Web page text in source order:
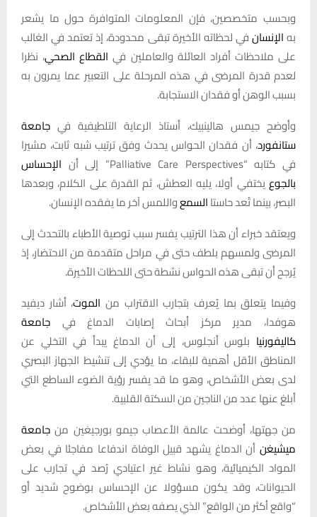
وبحسب متخصصين، فإن المعلومات المتوافرة حول ما يشعر
بهالإنسانفي لحظاته الأخيرة تبقى محدودة، إذ تعتمد في الغالب
على ملاحظات أفراد العائلة والعاملين في القطاع الصحي، نظرا
لعدم قدرة المرضى في هذه المرحلة على التعبير عما يمرون به
بسبب الوهن أو فقدان الاستجابة.
وأوضح جيمس هالينبيك، أستاذ الرعاية التلطيفية في جامعة
ستانفورد، أن فقدان الحواس يحدث وفق ترتيب شبه ثابت، مشيرا
في كتابه “Palliative Care Perspectives” إلى أن
الإحساس
بالجوعيختفي أولا، يليه العطش، ثم القدرة على الكلام، وبعدها
البصر، بينما تُعد حاستاالسمعواللمس آخر ما يفقده الإنسان.
ويعتقد خبراء أن هذا الترتيب يفسر سبب توصية الأطباء بالتحدث إلى
المرضى ولمسهم بلطف حتى في مراحل متقدمة من الاحتضار، إذ
يُرجح أن تبقى هذه الحواس نشطة حتى اللحظات الأخيرة.
وفيما يتعلق بما يُعرف بتجارب الاقتراب من الموت، أشار ديفيد
هوفدا، مدير مركز أبحاث إصابات الدماغ في جامعة
كاليفورنيا بلوس أنجلوس، إلى أن الدماغ يبدأ في التخلي عن
المناطق الأقل أهمية للبقاء، ما يؤدي إلى تنشيط الجهاز البصري
لدى بعض الأشخاص، وهو ما قد يفسر رؤية الضوء الساطع التي
أبلغ عنها عدد من الناجين من السكتة القلبية.
من جهتها، أوضحت عالمة الأعصاب جيمو بورجيغين من جامعة
ميشيغن أن الدماغ يشهد قبيل الوفاة اندفاعا مفاجئا في بعض
المواد الكيميائية، وهو نشاط غير اعتيادي رُصد في تجارب على
الحيوانات، وقد يكون مسؤولا عن الإحساس بوضوح شديد أو
“واقع أكثر من الواقع” الذي يصفه بعض الأشخاص.